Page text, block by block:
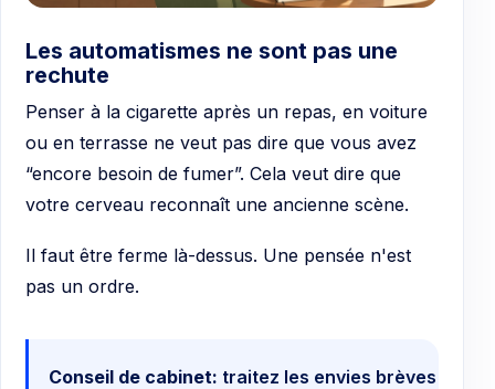
Les automatismes ne sont pas une
rechute
Penser à la cigarette après un repas, en voiture
ou en terrasse ne veut pas dire que vous avez
“encore besoin de fumer”. Cela veut dire que
votre cerveau reconnaît une ancienne scène.
Il faut être ferme là-dessus. Une pensée n'est
pas un ordre.
Conseil de cabinet: traitez les envies brèves